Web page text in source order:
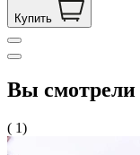
Купить
Вы смотрели
( 1)